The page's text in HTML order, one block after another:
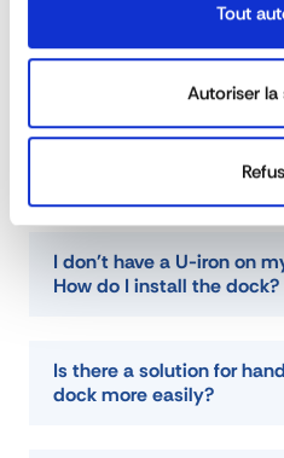
Tout
Autoriser la
ASK FOR A QUOTE
What is a refuge area?
How do I secure a quay?
I don't have a U-iron on
How do I install the dock?
Is there a solution for
dock more easily?